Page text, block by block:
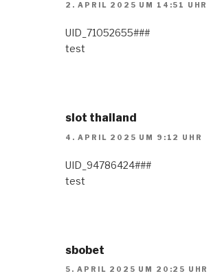
2. APRIL 2025 UM 14:51 UHR
UID_71052655###
test
slot thailand
4. APRIL 2025 UM 9:12 UHR
UID_94786424###
test
sbobet
5. APRIL 2025 UM 20:25 UHR